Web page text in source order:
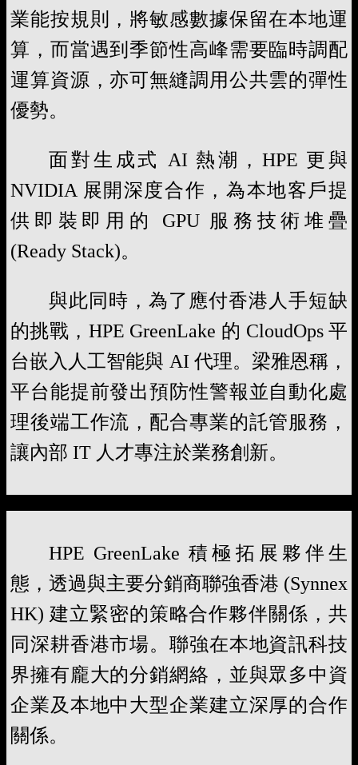
業能按規則，將敏感數據保留在本地運
算，而當遇到季節性高峰需要臨時調配
運算資源，亦可無縫調用公共雲的彈性
優勢。
面對生成式 AI 熱潮，HPE 更與
NVIDIA 展開深度合作，為本地客戶提
供即裝即用的 GPU 服務技術堆疊
(Ready Stack)。
與此同時，為了應付香港人手短缺
的挑戰，HPE GreenLake 的 CloudOps 平
台嵌入人工智能與 AI 代理。梁雅恩稱，
平台能提前發出預防性警報並自動化處
理後端工作流，配合專業的託管服務，
讓內部 IT 人才專注於業務創新。
HPE GreenLake 積極拓展夥伴生
態，透過與主要分銷商聯強香港 (Synnex
HK) 建立緊密的策略合作夥伴關係，共
同深耕香港市場。聯強在本地資訊科技
界擁有龐大的分銷網絡，並與眾多中資
企業及本地中大型企業建立深厚的合作
關係。